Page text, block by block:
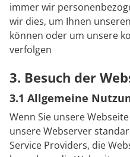
immer wir
wir dies, um Ihnen
können oder um unsere
verfolgen
3. Besuch der
3.1 Allgemeine
Wenn Sie unsere
unsere Webserver
Service Providers, die